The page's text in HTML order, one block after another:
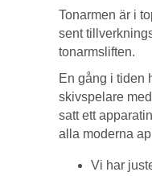
Tonarmen är i
sent
tonarmsliften.
En gång i tiden
skivspelare
satt ett
alla moderna
Vi har